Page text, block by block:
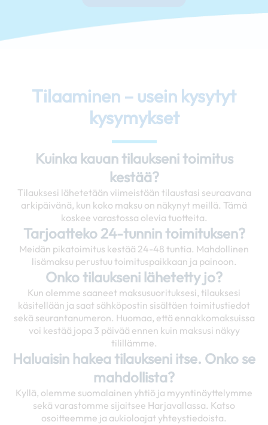
Tilaaminen – usein kysytyt
kysymykset
Kuinka kauan tilaukseni toimitus
kestää?
Tilauksesi lähetetään viimeistään tilaustasi seuraavana
arkipäivänä, kun koko maksu on näkynyt meillä. Tämä
koskee varastossa olevia tuotteita.
Tarjoatteko 24-tunnin toimituksen?
Meidän pikatoimitus kestää 24-48 tuntia. Mahdollinen
lisämaksu perustuu toimituspaikkaan ja painoon.
Onko tilaukseni lähetetty jo?
Kun olemme saaneet maksusuorituksesi, tilauksesi
käsitellään ja saat sähköpostin sisältäen toimitustiedot
sekä seurantanumeron. Huomaa, että ennakkomaksuissa
voi kestää jopa 3 päivää ennen kuin maksusi näkyy
tilillämme.
Haluaisin hakea tilaukseni itse. Onko se
mahdollista?
Kyllä, olemme suomalainen yhtiö ja myyntinäyttelymme
sekä varastomme sijaitsee Harjavallassa. Katso
osoitteemme ja aukioloajat yhteystiedoista.